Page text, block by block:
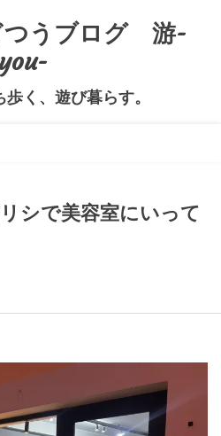
つうブログ 游-
you-
く、遊び暮らす。
シで美容室にいって